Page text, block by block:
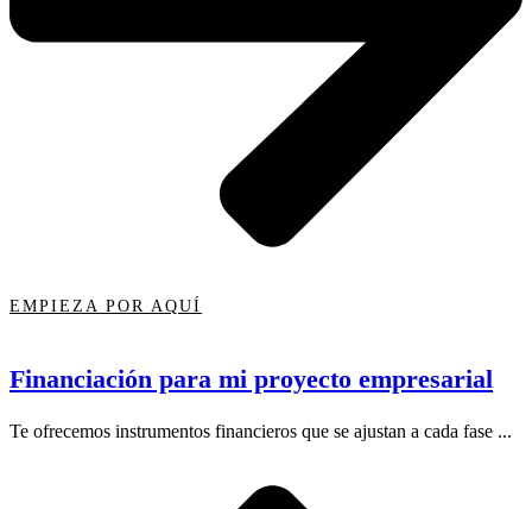
EMPIEZA POR AQUÍ
Financiación para mi proyecto empresarial
Te ofrecemos instrumentos financieros que se ajustan a cada fase ...